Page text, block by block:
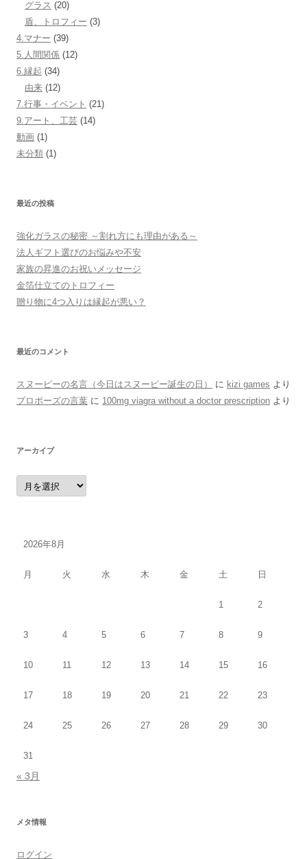
グラス (20)
盾、トロフィー (3)
4.マナー (39)
5.人間関係 (12)
6.縁起 (34)
由来 (12)
7.行事・イベント (21)
9.アート、工芸 (14)
動画 (1)
未分類 (1)
最近の投稿
強化ガラスの秘密 ～割れ方にも理由がある～
法人ギフト選びのお悩みや不安
家族の昇進のお祝いメッセージ
金箔仕立てのトロフィー
贈り物に4つ入りは縁起が悪い？
最近のコメント
スヌーピーの名言（今日はスヌーピー誕生の日） に kizi games より
プロポーズの言葉 に 100mg viagra without a doctor prescription より
アーカイブ
ア
ー
カ
2026年8月
月 火 水 木 金 土 日
1 2
3 4 5 6 7 8 9
10 11 12 13 14 15 16
17 18 19 20 21 22 23
24 25 26 27 28 29 30
31
« 3月
メタ情報
ログイン